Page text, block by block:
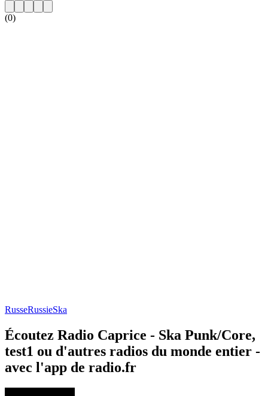
(0)
RusseRussieSka
Écoutez Radio Caprice - Ska Punk/Core,
test1 ou d'autres radios du monde entier -
avec l'app de radio.fr